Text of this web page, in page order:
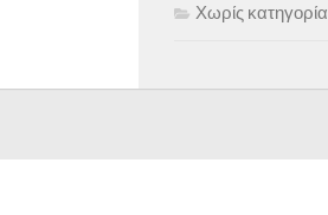
Χωρίς κατηγορία